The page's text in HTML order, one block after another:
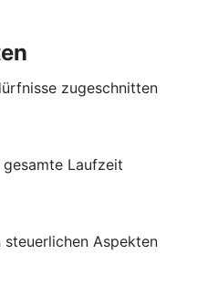
zugeschnitten
Laufzeit
Aspekten